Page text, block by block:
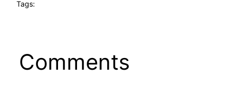
Tags:
Comments